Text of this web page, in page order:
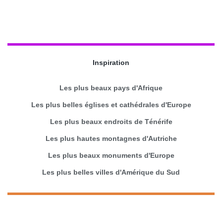
Inspiration
Les plus beaux pays d'Afrique
Les plus belles églises et cathédrales d'Europe
Les plus beaux endroits de Ténérife
Les plus hautes montagnes d'Autriche
Les plus beaux monuments d'Europe
Les plus belles villes d'Amérique du Sud